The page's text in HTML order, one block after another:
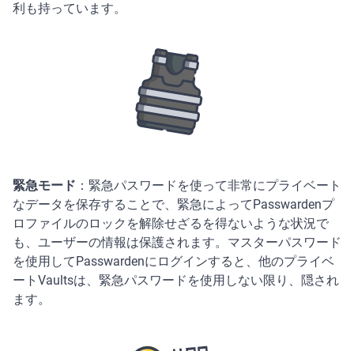
利も持っています。
緊急モード ：緊急パスワードを使って非常にプライベート
なデータを保存することで、緊急によってPasswardenプ
ロファイルのロックを解除せざるを得ないような状況で
も、ユーザーの情報は保護されます。マスターパスワード
を使用してPasswardenにログインすると、他のプライベ
ートVaultsは、緊急パスワードを使用しない限り、隠され
ます。